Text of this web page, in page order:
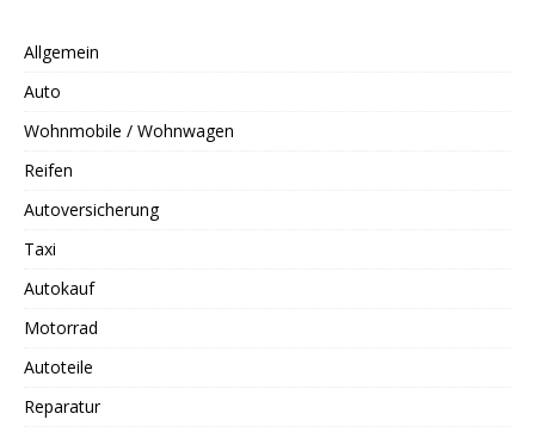
Allgemein
Auto
Wohnmobile / Wohnwagen
Reifen
Autoversicherung
Taxi
Autokauf
Motorrad
Autoteile
Reparatur